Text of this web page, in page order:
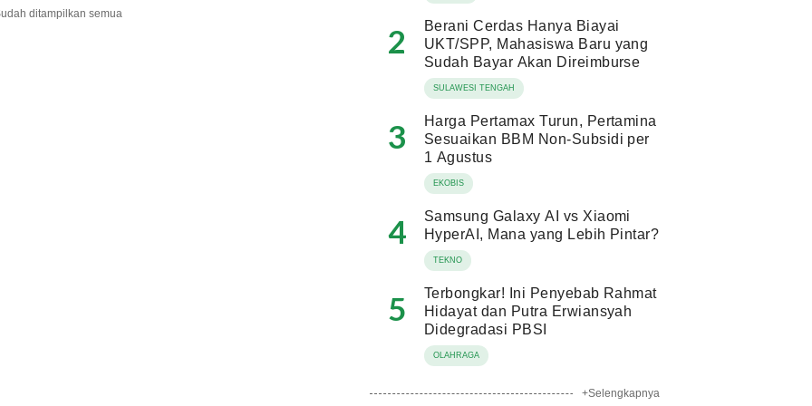
ditampilkan semua
2
Berani Cerdas Hanya Biayai
UKT/SPP, Mahasiswa Baru yang
Sudah Bayar Akan Direimburse
SULAWESI TENGAH
3
Harga Pertamax Turun, Pertamina
Sesuaikan BBM Non-Subsidi per
1 Agustus
EKOBIS
4
Samsung Galaxy AI vs Xiaomi
HyperAI, Mana yang Lebih Pintar?
TEKNO
5
Terbongkar! Ini Penyebab Rahmat
Hidayat dan Putra Erwiansyah
Didegradasi PBSI
OLAHRAGA
+Selengkapnya